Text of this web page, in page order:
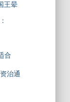
王晕
合
治通